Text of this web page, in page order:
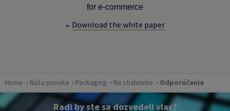
for e-commerce
Download the white paper
Home Naša ponuka Packaging Na stiahnutie Odporúčania
Radi by ste sa dozvedeli viac?